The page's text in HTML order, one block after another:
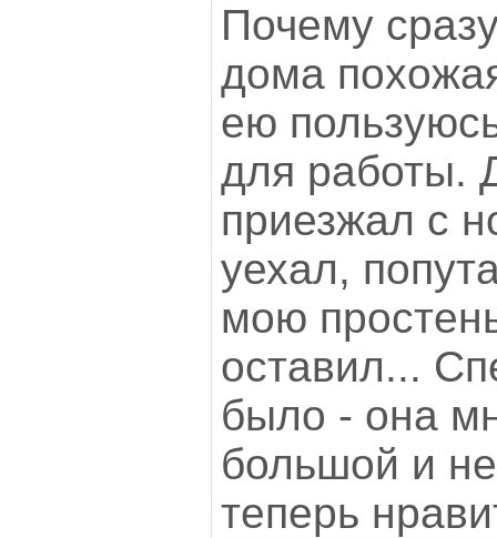
Почему
дома
ею
для работы.
приезжал с
уехал,
мою
оставил...
было - она
большой и
теперь